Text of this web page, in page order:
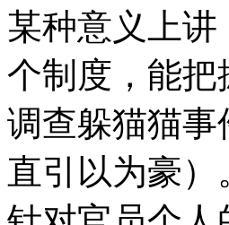
某种意义上
个制度，能
调查躲猫猫
直引以为豪